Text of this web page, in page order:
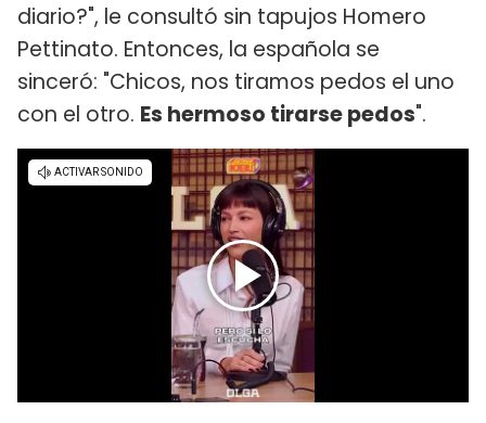
diario?", le consultó sin tapujos Homero
Pettinato. Entonces, la española se
sinceró: "Chicos, nos tiramos pedos el uno
con el otro. Es hermoso tirarse pedos".